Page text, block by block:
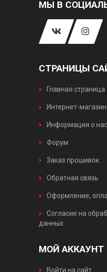
МЫ В
СТРАНИЦЫ
Главная страница
Интернет-
Информация о нас
Форум
Заказ прошивок
Обратная связь
Оформление,
Согласие на
данных
МОЙ АККАУНТ
Войти на сайт